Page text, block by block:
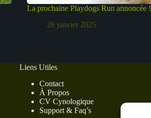
La prochaine Playdogs Run annoncée !
26 janvier 2025
Liens Utiles
Contact
À Propos
CV Cynologique
Support & Faq’s